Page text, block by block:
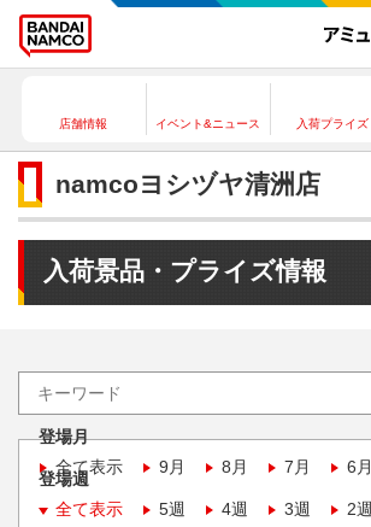
店舗情報 イベント&ニュース 入荷プライズ
namcoヨシヅヤ清洲店
入荷景品・プライズ情報
登場月
全て表示
9月 8月 7月 6月
登場週
全て表示
5週 4週 3週 2週